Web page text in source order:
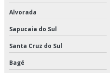
Alvorada
Sapucaia do Sul
Santa Cruz do Sul
Bagé